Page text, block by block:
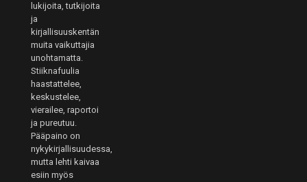
lukijoita, tutkijoita
ja
kirjallisuuskentän
muita vaikuttajia
unohtamatta.
Stiiknafuulia
haastattelee,
keskustelee,
vierailee, raportoi
ja pureutuu.
Pääpaino on
nykykirjallisuudessa,
mutta lehti kaivaa
esiin myös